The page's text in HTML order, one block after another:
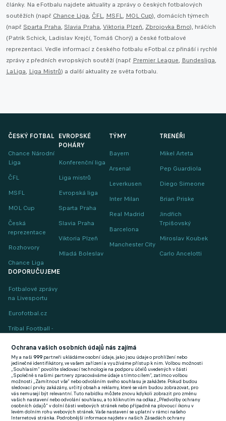
články. Na eFotbalu najdete aktuality a zprávy o českých fotbalových
soutěžích (např. Chance Liga, ČFL, MSFL, MOL Cup), domácích týmech
(např. Sparta Praha, Slavia Praha, Viktoria Plzeň, Zbrojovka Brno), hráčích
(Patrik Schick, Ladislav Krejčí, Tomáš Chorý) a české fotbalové
reprezentaci. Vedle informací z českého fotbalu eFotbal.cz přináší i rychlé
zprávy z předních evropských soutěží (např. Premier League, Bundesliga,
LaLiga, Liga Mistrů) a další aktuality ze světa fotbalu.
ČESKÝ FOTBAL
Chance Národní
Liga
ČFL
MSFL
MOL Cup
Česká
reprezentace
Rozhovory
Chance Liga
EVROPSKÉ
POHÁRY
Konferenční liga
Liga mistrů
Evropská liga
Sparta Praha
Slavia Praha
Viktoria Plzeň
Mladá Boleslav
TÝMY
Bayern
Arsenal
Leverkusen
Inter Milan
Real Madrid
Barcelona
Manchester City
TRENÉŘI
Mikel Arteta
Pep Guardiola
Diego Simeone
Brian Priske
Jindřich
Trpišovský
Miroslav Koubek
Carlo Ancelotti
DOPORUČUJEME
Fotbalové zprávy
na Livesportu
Eurofotbal.cz
Tribal Football -
(EN)
FlashFutbal (SK)
Tenisportal.cz
Tenisové zprávy
na Livesportu
Ochrana vašich osobních údajů nás zajímá
My a naši999 partneři ukládáme osobní údaje, jako jsou údaje o prohlížení nebo
jedinečné identifikátory, ve vašem zařízení a využíváme přístup k nim. Volbou možnosti
„Souhlasím“ povolíte sledovací technologie na podporu účelů uvedených v části
„Společně s našimi partnery zpracováváme údaje s tímto cílem“, zatímco volbou
možnosti „Zamítnout vše“ nebo odvoláním svého souhlasu je zakážete. Pokud budou
sledovací prvky zakázány, určitý obsah a reklamy, které se vám budou zobrazovat, pro
vás nemusejí být relevantní. Tuto nabídku můžete znovu kdykoli zobrazit pro změnu
vašich nastavení nebo odvolání souhlasu, a to kliknutím na odkaz „Předvolby ochrany
osobních údajů“ v dolní části webových stránek nebo případně na plovoucí ikonu v
levém dolním rohu webových stránek. Vaše nastavení se uplatní v rámci našeho
Internetová stránka. Podrobnější informace najdete v našich Zásadách ochrany